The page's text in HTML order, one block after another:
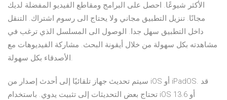
الأكثر شيوعًا. احصل على البرامج ومقاطع الفيديو المفضلة لديك
مجانًا. تنزيل التطبيق مجاني ولا يحتاج الى رسوم اشتراك. التنقل
داخل التطبيق سهل جدا. الوصول الى المسلسل الذي ترغب في
مشاهدته بكل سهولة من خلال أيقونة البحث. مشاركة الفيديوهات مع
الأصدقاء بكل سهولة.
سيتم تحديث جهاز تلقائيًا إلى أحدث إصدار من iOS أو iPadOS. قد
تحتاج بعض التحديثات إلى تثبيت يدوي. باستخدام iOS 13.6 أو